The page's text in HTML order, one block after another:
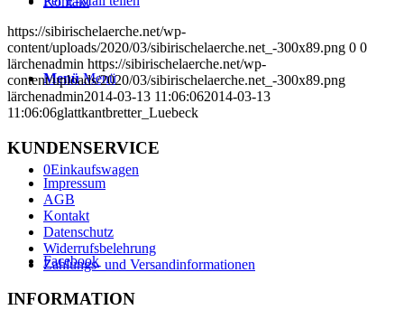
Menü Menü
0Einkaufswagen
Facebook
https://sibirischelaerche.net/wp-
content/uploads/2020/03/sibirischelaerche.net_-300x89.png 0 0
lärchenadmin https://sibirischelaerche.net/wp-
content/uploads/2020/03/sibirischelaerche.net_-300x89.png
lärchenadmin2014-03-13 11:06:062014-03-13
11:06:06glattkantbretter_Luebeck
KUNDENSERVICE
Impressum
AGB
Kontakt
Datenschutz
Widerrufsbelehrung
Zahlungs- und Versandinformationen
INFORMATION